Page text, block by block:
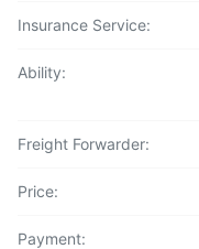
Insurance Service:
Ability:
Freight Forwarder:
Price:
Payment: